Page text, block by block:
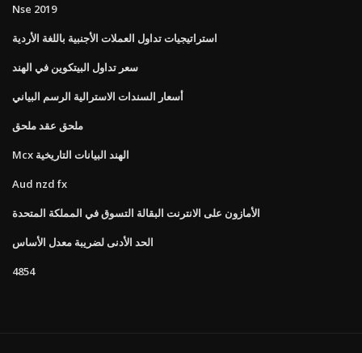
Nse 2019
استراتيجيات تداول العملات الأجنبية باللغة الأردية
سعر تداول البيتكوين في الهند
أسعار السندات الاسترالية الرسم البياني
ملحق عقد ملحق
Mcx الهند البيانات التاريخية
Aud nzd fx
الأمازون على الانترنت البقالة التسوق في المملكة المتحدة
الحد الأدنى لضريبة معدل الأساس
4854